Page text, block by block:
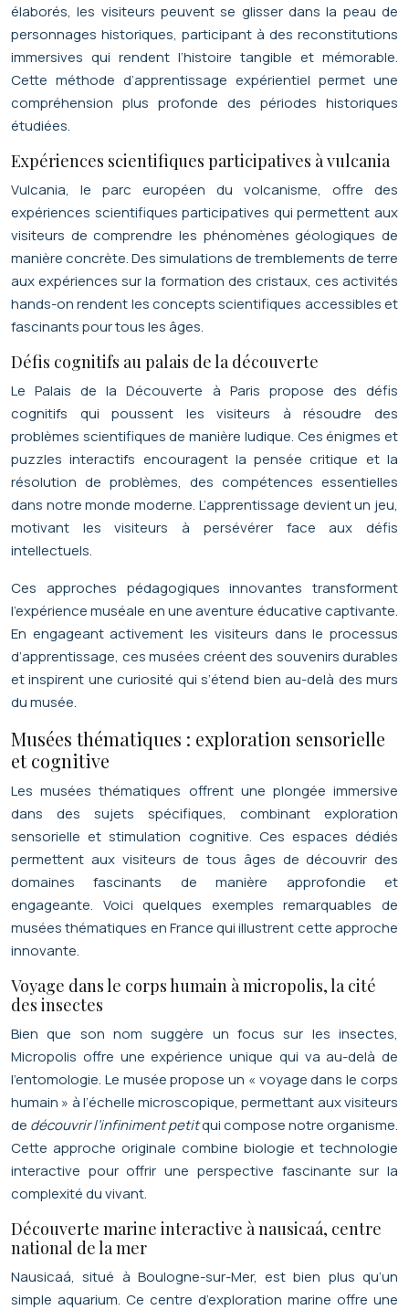
élaborés, les visiteurs peuvent se glisser dans la peau de
personnages historiques, participant à des reconstitutions
immersives qui rendent l’histoire tangible et mémorable.
Cette méthode d’apprentissage expérientiel permet une
compréhension plus profonde des périodes historiques
étudiées.
Expériences scientifiques participatives à vulcania
Vulcania, le parc européen du volcanisme, offre des
expériences scientifiques participatives qui permettent aux
visiteurs de comprendre les phénomènes géologiques de
manière concrète. Des simulations de tremblements de terre
aux expériences sur la formation des cristaux, ces activités
hands-on rendent les concepts scientifiques accessibles et
fascinants pour tous les âges.
Défis cognitifs au palais de la découverte
Le Palais de la Découverte à Paris propose des défis
cognitifs qui poussent les visiteurs à résoudre des
problèmes scientifiques de manière ludique. Ces énigmes et
puzzles interactifs encouragent la pensée critique et la
résolution de problèmes, des compétences essentielles
dans notre monde moderne. L’apprentissage devient un jeu,
motivant les visiteurs à persévérer face aux défis
intellectuels.
Ces approches pédagogiques innovantes transforment
l’expérience muséale en une aventure éducative captivante.
En engageant activement les visiteurs dans le processus
d’apprentissage, ces musées créent des souvenirs durables
et inspirent une curiosité qui s’étend bien au-delà des murs
du musée.
Musées thématiques : exploration sensorielle
et cognitive
Les musées thématiques offrent une plongée immersive
dans des sujets spécifiques, combinant exploration
sensorielle et stimulation cognitive. Ces espaces dédiés
permettent aux visiteurs de tous âges de découvrir des
domaines fascinants de manière approfondie et
engageante. Voici quelques exemples remarquables de
musées thématiques en France qui illustrent cette approche
innovante.
Voyage dans le corps humain à micropolis, la cité
des insectes
Bien que son nom suggère un focus sur les insectes,
Micropolis offre une expérience unique qui va au-delà de
l’entomologie. Le musée propose un « voyage dans le corps
humain » à l’échelle microscopique, permettant aux visiteurs
de découvrir l’infiniment petitqui compose notre organisme.
Cette approche originale combine biologie et technologie
interactive pour offrir une perspective fascinante sur la
complexité du vivant.
Découverte marine interactive à nausicaá, centre
national de la mer
Nausicaá, situé à Boulogne-sur-Mer, est bien plus qu’un
simple aquarium. Ce centre d’exploration marine offre une